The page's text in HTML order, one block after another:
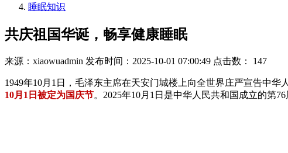
睡眠知识
共庆祖国华诞，畅享健康睡眠
来源：xiaowuadmin 发布时间：2025-10-01 07:00:49 点击数： 147
1949年10月1日，毛泽东主席在天安门城楼上向全世界庄严宣告中
10月1日被定为国庆节。2025年10月1日是中华人民共和国成立的第